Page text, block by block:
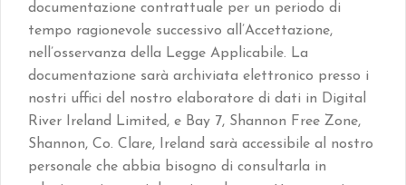
documentazione contrattuale per un periodo di
tempo ragionevole successivo all’Accettazione,
nell’osservanza della Legge Applicabile. La
documentazione sarà archiviata elettronico presso i
nostri uffici del nostro elaboratore di dati in Digital
River Ireland Limited, e Bay 7, Shannon Free Zone,
Shannon, Co. Clare, Ireland sarà accessibile al nostro
personale che abbia bisogno di consultarla in